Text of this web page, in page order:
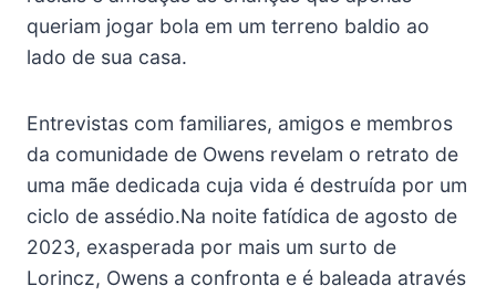
queriam jogar bola em um terreno baldio ao
lado de sua casa.
Entrevistas com familiares, amigos e membros
da comunidade de Owens revelam o retrato de
uma mãe dedicada cuja vida é destruída por um
ciclo de assédio.Na noite fatídica de agosto de
2023, exasperada por mais um surto de
Lorincz, Owens a confronta e é baleada através